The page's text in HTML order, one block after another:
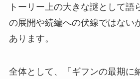
トーリー上の大きな謎として語
の展開や続編への伏線ではない
あります。
全体として、「ギフンの最期に